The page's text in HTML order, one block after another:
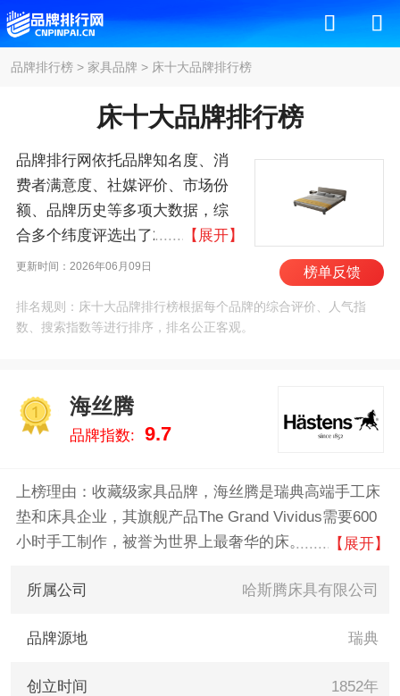
品牌排行榜> 家具品牌 > 床十大品牌排行榜
床十大品牌排行榜
品牌排行网依托品牌知名度、消
费者满意度、社媒评价、市场份
额、品牌历史等多项大数据，综
合多个纬度评选出了2026年床十
大品牌排行榜，其中前十名为：
尔/TEMPUR、VISpring、丝
涟/SEALY、Sleep Number、联
德智能床、喜临门/SLEEMON 。
我们致力于用最真实的数据告诉
【展开】
更新时间：2026年06月09日 榜单反馈
排名规则：床十大品牌排行榜根据每个品牌的综合评价、人气指
数、搜索指数等进行排序，排名公正客观。
1
海丝腾
品牌指数: 9.7
上榜理由：收藏级家具品牌，海丝腾是瑞典高端手工床
垫和床具企业，其旗舰产品The Grand Vividus需要600
小时手工制作，被誉为世界上最奢华的床。海丝腾始终
待自身获得的工艺成就，其历经六代传承，保留精湛工
【展开】
所属公司 哈斯腾床具有限公司
品牌源地 瑞典
创立时间 1852年